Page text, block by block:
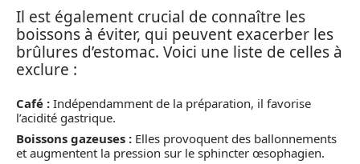
Il est également crucial de connaître les
boissons à éviter, qui peuvent exacerber les
brûlures d’estomac. Voici une liste de celles à
exclure :
Café : Indépendamment de la préparation, il favorise
l’acidité gastrique.
Boissons gazeuses : Elles provoquent des ballonnements
et augmentent la pression sur le sphincter œsophagien.